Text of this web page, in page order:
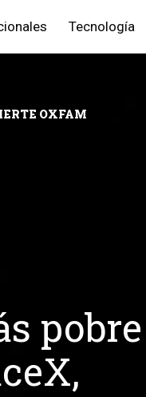
Tecnología
OXFAM
pobre